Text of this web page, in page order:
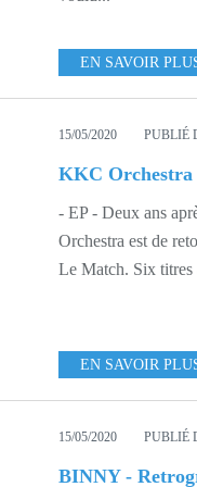
EN SAVOIR
15/05/2020 PUBLIÉ
KKC
- EP - Deux ans
Orchestra est de
Le Match. Six titres
EN SAVOIR
15/05/2020 PUBLIÉ
BINNY -